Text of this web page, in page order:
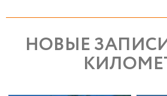
НОВЫЕ